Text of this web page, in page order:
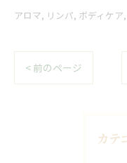
アロマ リンパ ボディケア
< 前のページ
カテ